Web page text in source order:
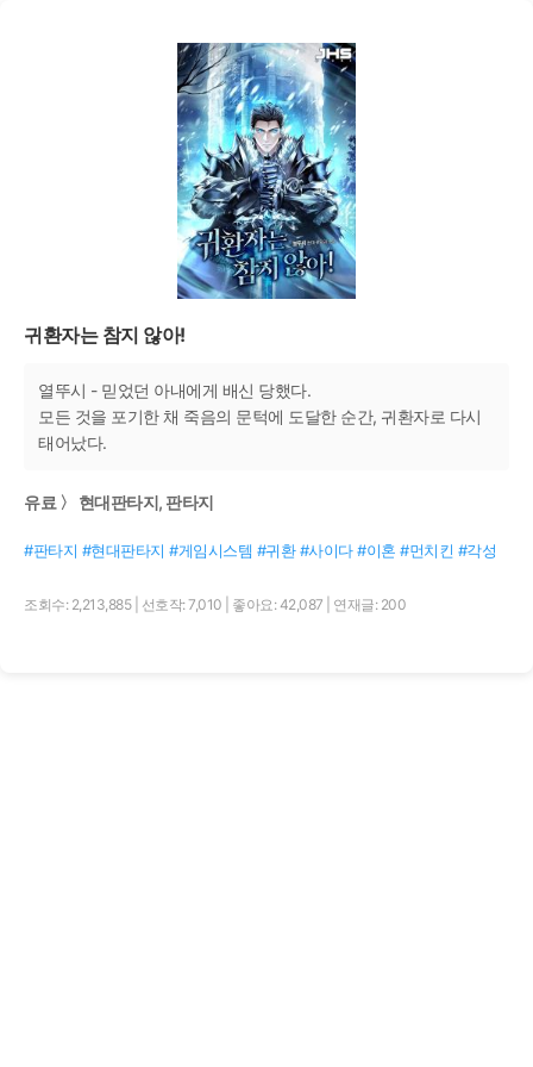
귀환자는 참지 않아!
열뚜시 - 믿었던 아내에게 배신 당했다.
모든 것을 포기한 채 죽음의 문턱에 도달한 순간, 귀환자로 다시
태어났다.
유료 〉 현대판타지, 판타지
#판타지 #현대판타지 #게임시스템 #귀환 #사이다 #이혼 #먼치킨 #각성
조회수: 2,213,885 선호작: 7,010 좋아요: 42,087 연재글: 200